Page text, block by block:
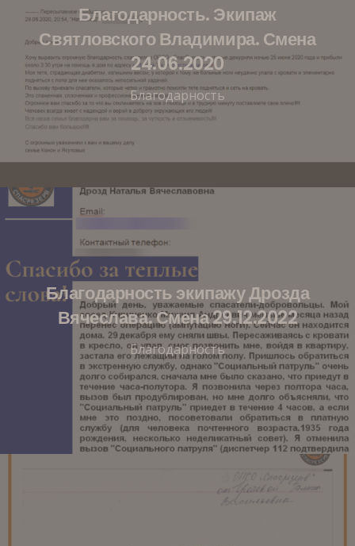
Благодарность. Экипаж
Святловского Владимира. Смена
24.06.2020
Благодарность
Благодарность экипажу Дрозда
Вячеслава. Смена 29.12.2022
Благодарность